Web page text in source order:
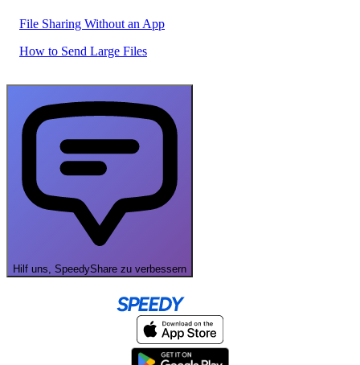
File Sharing Without an App
How to Send Large Files
Hilf uns, SpeedyShare zu verbessern